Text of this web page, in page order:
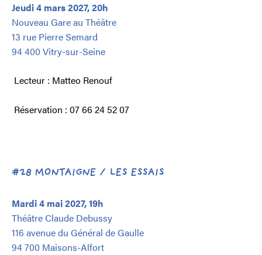
Jeudi 4 mars 2027, 20h
Nouveau Gare au Théâtre
13 rue Pierre Semard
94 400 Vitry-sur-Seine
Lecteur : Matteo Renouf
Réservation : 07 66 24 52 07
#28 MONTAIGNE / LES ESSAIS
Mardi 4 mai 2027, 19h
Théâtre Claude Debussy
116 avenue du Général de Gaulle
94 700 Maisons-Alfort